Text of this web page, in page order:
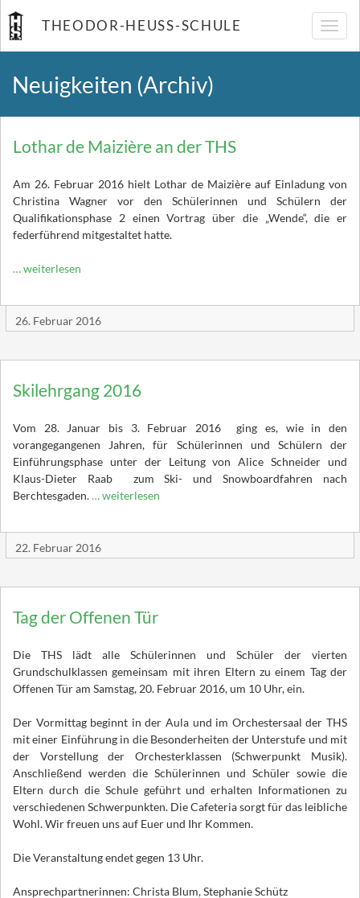
THEODOR-HEUSS-SCHULE
Neuigkeiten (Archiv)
Lothar de Maizière an der THS
Am 26. Februar 2016 hielt Lothar de Maizière auf Einladung von
Christina Wagner vor den Schülerinnen und Schülern der
Qualifikationsphase 2 einen Vortrag über die „Wende“, die er
federführend mitgestaltet hatte.
… weiterlesen
26. Februar 2016
Skilehrgang 2016
Vom 28. Januar bis 3. Februar 2016 ging es, wie in den
vorangegangenen Jahren, für Schülerinnen und Schülern der
Einführungsphase unter der Leitung von Alice Schneider und
Klaus-Dieter Raab zum Ski- und Snowboardfahren nach
Berchtesgaden.… weiterlesen
22. Februar 2016
Tag der Offenen Tür
Die THS lädt alle Schülerinnen und Schüler der vierten
Grundschulklassen gemeinsam mit ihren Eltern zu einem Tag der
Offenen Tür am Samstag, 20. Februar 2016, um 10 Uhr, ein.
Der Vormittag beginnt in der Aula und im Orchestersaal der THS
mit einer Einführung in die Besonderheiten der Unterstufe und mit
der Vorstellung der Orchesterklassen (Schwerpunkt Musik).
Anschließend werden die Schülerinnen und Schüler sowie die
Eltern durch die Schule geführt und erhalten Informationen zu
verschiedenen Schwerpunkten. Die Cafeteria sorgt für das leibliche
Wohl. Wir freuen uns auf Euer und Ihr Kommen.
Die Veranstaltung endet gegen 13 Uhr.
Ansprechpartnerinnen: Christa Blum, Stephanie Schütz